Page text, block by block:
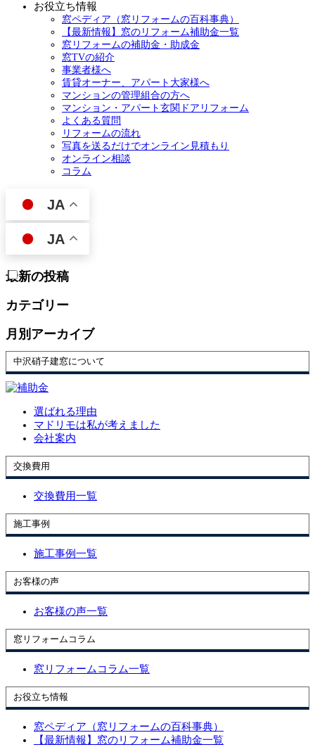
お役立ち情報
窓ペディア（窓リフォームの百科事典）
【最新情報】窓のリフォーム補助金一覧
窓リフォームの補助金・助成金
窓TVの紹介
事業者様へ
賃貸オーナー、アパート大家様へ
マンションの管理組合の方へ
マンション・アパート玄関ドアリフォーム
よくある質問
リフォームの流れ
写真を送るだけでオンライン見積もり
オンライン相談
コラム
JA
JA
最新の投稿
カテゴリー
月別アーカイブ
中沢硝子建窓について
選ばれる理由
マドリモは私が考えました
会社案内
交換費用
交換費用一覧
施工事例
施工事例一覧
お客様の声
お客様の声一覧
窓リフォームコラム
窓リフォームコラム一覧
お役立ち情報
窓ペディア（窓リフォームの百科事典）
【最新情報】窓のリフォーム補助金一覧